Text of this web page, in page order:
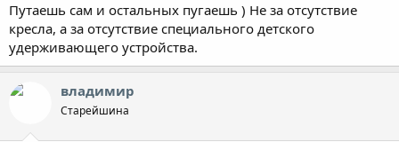
Путаешь сам и остальных пугаешь ) Не за отсутствие
кресла, а за отсутствие специального детского
удерживающего устройства.
владимир
Старейшина